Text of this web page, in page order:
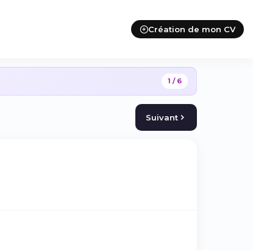
Création de mon CV
1 / 6
Suivant